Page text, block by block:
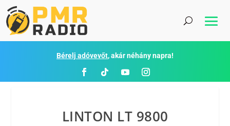
Bérelj adóvevőt, akár néhány napra!
LINTON LT 9800